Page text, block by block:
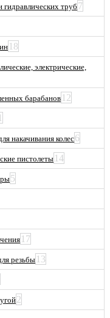
гидравлических труб7
18
электрические,
барабанов 12
накачивания колес6
пистолеты 14
5
17
резьбы13
2